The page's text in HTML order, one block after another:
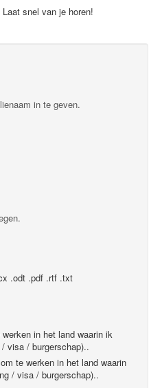
snel van je horen!
in te geven.
.odt .pdf .rtf .txt
in het land waarin ik
visa / burgerschap)..
te werken in het land waarin
/ visa / burgerschap)..